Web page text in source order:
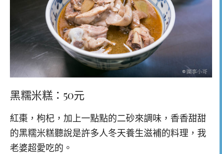
黑糯米糕：50元
紅棗，枸杞，加上一點點的二砂來調味，香香甜甜
的黑糯米糕聽說是許多人冬天養生滋補的料理，我
老婆超愛吃的。